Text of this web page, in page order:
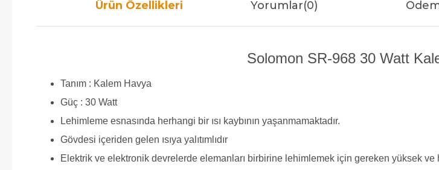
Ürün Özellikleri Yorumlar(0)
Solomon SR-968 30 Watt
Tanım : Kalem Havya
Güç : 30 Watt
Lehimleme esnasında herhangi bir ısı kaybının yaşanmamaktadır.
Gövdesi içeriden gelen ısıya yalıtımlıdır
Elektrik ve elektronik devrelerde elemanları birbirine lehimlemek için gereken yüksek ve